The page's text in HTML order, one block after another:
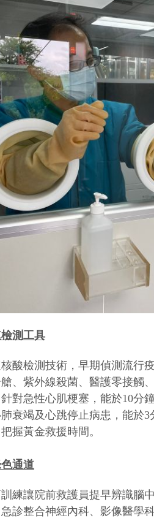
測工具
檢測技術，早期偵測流行疫
、紫外線殺菌、醫護零接觸
對急性心肌梗塞，能於10分
衰竭及心跳停止病患，能於
握黃金救援時間。
通道
讓院前救護員提早辨識腦中
診整合神經內科、影像醫學